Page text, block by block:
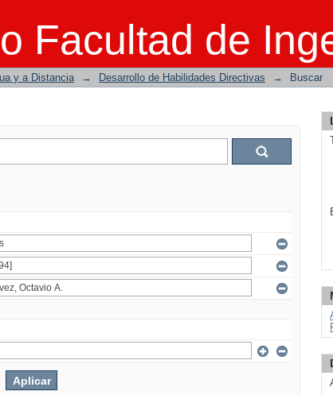
Facultad de
y a Distancia → Desarrollo de Habilidades Directivas → Buscar